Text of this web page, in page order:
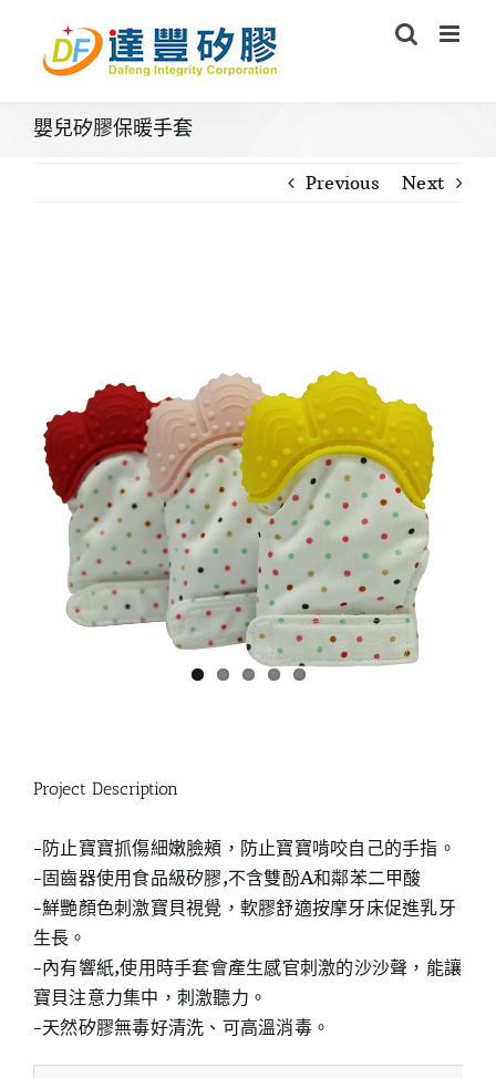
content
嬰兒矽膠保暖手套
Previous Next
Project Description
-防止寶寶抓傷細嫩臉頰，防止寶寶啃咬自己的手指。
-固齒器使用食品級矽膠,不含雙酚A和鄰苯二甲酸
-鮮艷顏色刺激寶貝視覺，軟膠舒適按摩牙床促進乳牙
生長。
-內有響紙,使用時手套會產生感官刺激的沙沙聲，能讓
寶貝注意力集中，刺激聽力。
-天然矽膠無毒好清洗、可高溫消毒。